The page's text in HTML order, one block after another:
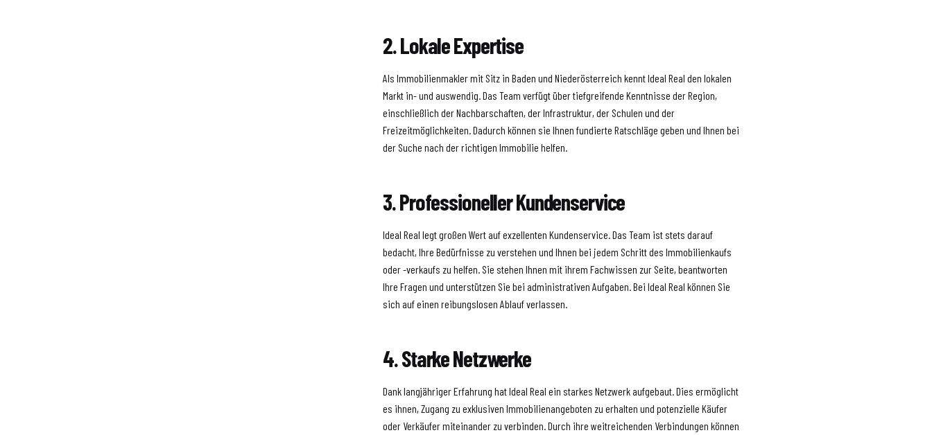
2. Lokale Expertise
Als Immobilienmakler mit Sitz in Baden und Niederösterreich kennt Ideal Real den lokalen
Markt in- und auswendig. Das Team verfügt über tiefgreifende Kenntnisse der Region,
einschließlich der Nachbarschaften, der Infrastruktur, der Schulen und der
Freizeitmöglichkeiten. Dadurch können sie Ihnen fundierte Ratschläge geben und Ihnen bei
der Suche nach der richtigen Immobilie helfen.
3. Professioneller Kundenservice
Ideal Real legt großen Wert auf exzellenten Kundenservice. Das Team ist stets darauf
bedacht, Ihre Bedürfnisse zu verstehen und Ihnen bei jedem Schritt des Immobilienkaufs
oder -verkaufs zu helfen. Sie stehen Ihnen mit ihrem Fachwissen zur Seite, beantworten
Ihre Fragen und unterstützen Sie bei administrativen Aufgaben. Bei Ideal Real können Sie
sich auf einen reibungslosen Ablauf verlassen.
4. Starke Netzwerke
Dank langjähriger Erfahrung hat Ideal Real ein starkes Netzwerk aufgebaut. Dies ermöglicht
es ihnen, Zugang zu exklusiven Immobilienangeboten zu erhalten und potenzielle Käufer
oder Verkäufer miteinander zu verbinden. Durch ihre weitreichenden Verbindungen können